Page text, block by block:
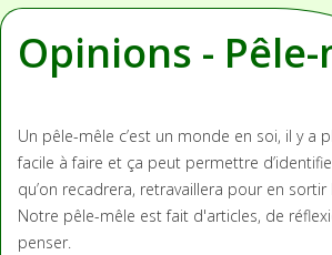
Opinions -
Un pêle-mêle c’est un monde en soi, il y a
facile à faire et ça peut permettre
qu’on recadrera, retravaillera pour en
Notre pêle-mêle est fait d'articles, de
penser.